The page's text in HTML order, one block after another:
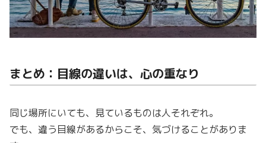
まとめ：目線の違いは、心の重なり
同じ場所にいても、見ているものは人それぞれ。
でも、違う目線があるからこそ、気づけることがありま